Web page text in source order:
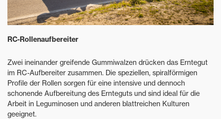
RC-Rollenaufbereiter
Zwei ineinander greifende Gummiwalzen drücken das Erntegut
im RC-Aufbereiter zusammen. Die speziellen, spiralförmigen
Profile der Rollen sorgen für eine intensive und dennoch
schonende Aufbereitung des Ernteguts und sind ideal für die
Arbeit in Leguminosen und anderen blattreichen Kulturen
geeignet.